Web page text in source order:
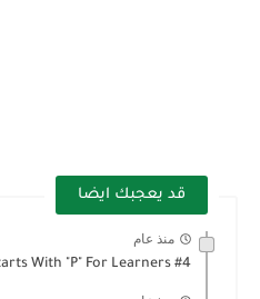
قد يعجبك ايضا
منذ عام
With "P" For Learners #4